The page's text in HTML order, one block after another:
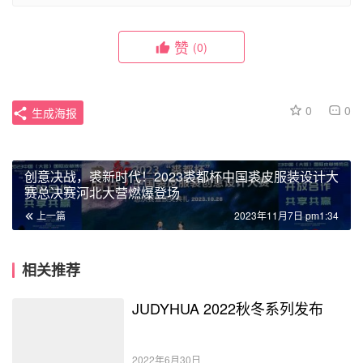
赞 (0)
0 0
生成海报
创意决战，裘新时代！2023裘都杯中国裘皮服装设计大
赛总决赛河北大营燃爆登场
上一篇 2023年11月7日 pm1:34
相关推荐
JUDYHUA 2022秋冬系列发布
2022年6月30日